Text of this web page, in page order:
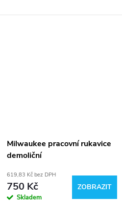
Milwaukee pracovní rukavice
demoliční
619,83 Kč bez DPH
750 Kč
Skladem
ZOBRAZIT